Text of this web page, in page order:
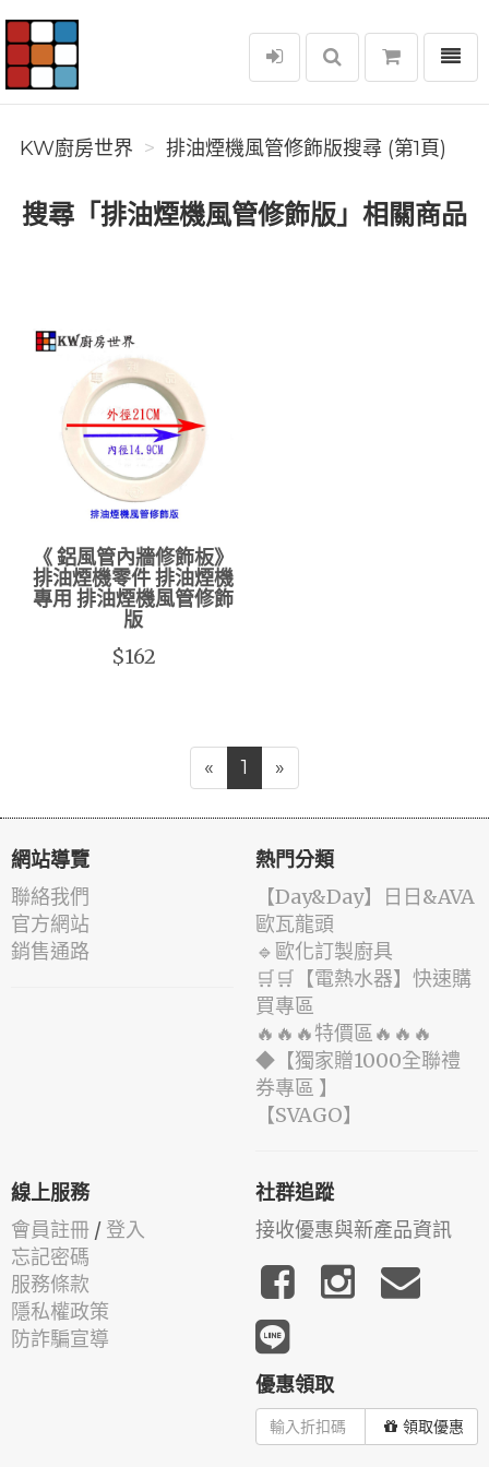
KW廚房世界
選單
KW廚房世界 排油煙機風管修飾版搜尋 (第1頁)
搜尋「排油煙機風管修飾版」相關商品
《 鋁風管內牆修飾板》
排油煙機零件 排油煙機
專用 排油煙機風管修飾
版
$162
« 1 »
網站導覽
聯絡我們
官方網站
銷售通路
熱門分類
️【Day&Day】️日日&AVA
歐瓦龍頭
🔹歐化訂製廚具
🛒🛒【電熱水器】快速購
買專區
🔥🔥🔥特價區🔥🔥🔥
◆【獨家贈1000全聯禮
券專區 】
️【SVAGO】️
線上服務
會員註冊 / 登入
忘記密碼
服務條款
隱私權政策
防詐騙宣導
社群追蹤
接收優惠與新產品資訊
優惠領取
領取優惠